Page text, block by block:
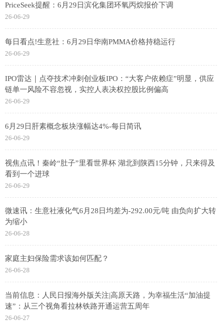
PriceSeek提醒：6月29日滨化集团环氧丙烷报价下调
26-06-29
每日看点!生意社：6月29日华南PMMA价格持稳运行
26-06-29
IPO雷达｜点夺技术冲刺创业板IPO：“大客户依赖症”明显，供应
链单一风险不容忽视，实控人表决权控股比例偏高
26-06-29
6月29日肝素概念板块涨幅达4%-每日简讯
26-06-29
视焦点讯！秦岭“肚子”里看世界杯 湖北到陕西15分钟，只来得及
看到一个进球
26-06-29
微速讯：生意社液化气6月28日均差为-292.00元/吨 由负向扩大转
为缩小
26-06-28
家庭主妇保险需求该如何匹配？
26-06-28
当前信息：人民日报海外版关注|高原天路，为幸福生活“加油提
速”：从三个视角看拉林铁路开通运营五周年
26-06-27